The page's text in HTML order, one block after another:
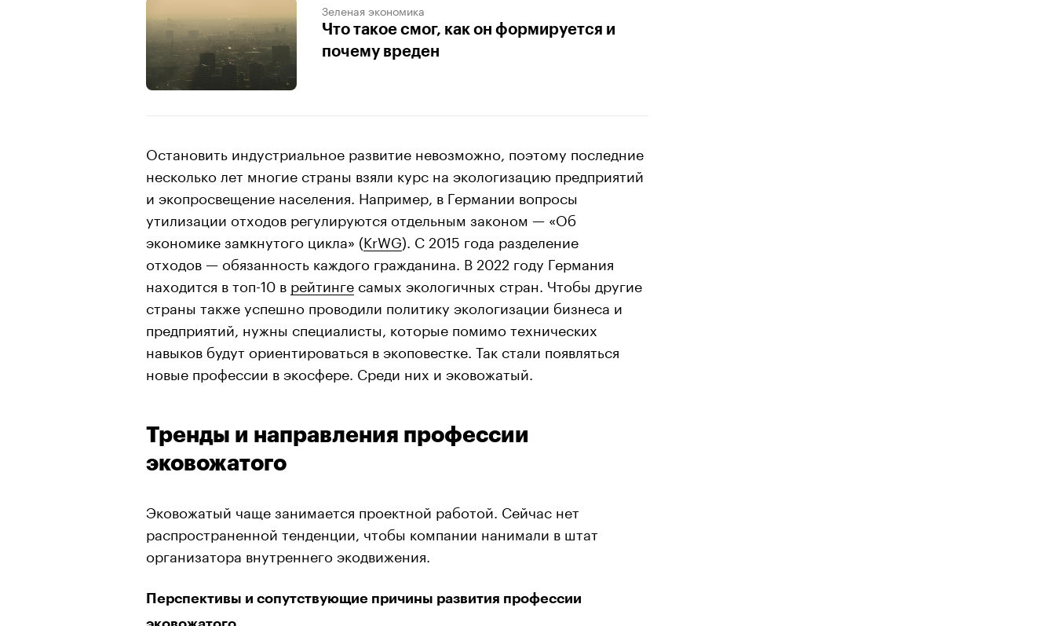
Зеленая экономика
Что такое смог, как он формируется и
почему вреден
Остановить индустриальное развитие невозможно, поэтому последние
несколько лет многие страны взяли курс на экологизацию предприятий
и экопросвещение населения. Например, в Германии вопросы
утилизации отходов регулируются отдельным законом — «Об
экономике замкнутого цикла» (KrWG). С 2015 года разделение
отходов — обязанность каждого гражданина. В 2022 году Германия
находится в топ-10 в рейтинге самых экологичных стран. Чтобы другие
страны также успешно проводили политику экологизации бизнеса и
предприятий, нужны специалисты, которые помимо технических
навыков будут ориентироваться в экоповестке. Так стали появляться
новые профессии в экосфере. Среди них и эковожатый.
Тренды и направления профессии
эковожатого
Эковожатый чаще занимается проектной работой. Сейчас нет
распространенной тенденции, чтобы компании нанимали в штат
организатора внутреннего экодвижения.
Перспективы и сопутствующие причины развития профессии